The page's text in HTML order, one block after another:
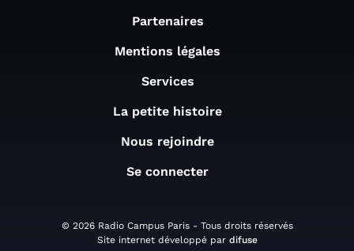
Partenaires
Mentions légales
Services
La petite histoire
Nous rejoindre
Se connecter
© 2026 Radio Campus Paris - Tous droits réservés
Site internet développé par difuse